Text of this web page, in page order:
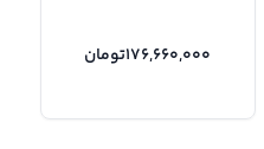
176,660,000تومان